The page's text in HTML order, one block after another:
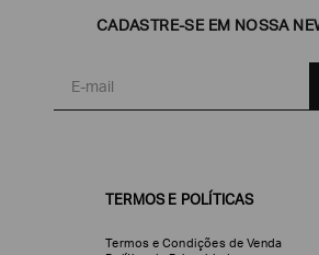
CADASTRE-SE EM NOSSA
TERMOS E POLÍTICAS
Termos e Condições de Venda
Exchange